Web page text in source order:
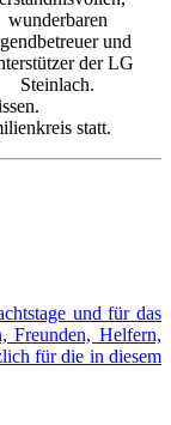
wunderbaren
und
der LG
Steinlach.
statt.
und für das
Freunden, Helfern,
für die in diesem